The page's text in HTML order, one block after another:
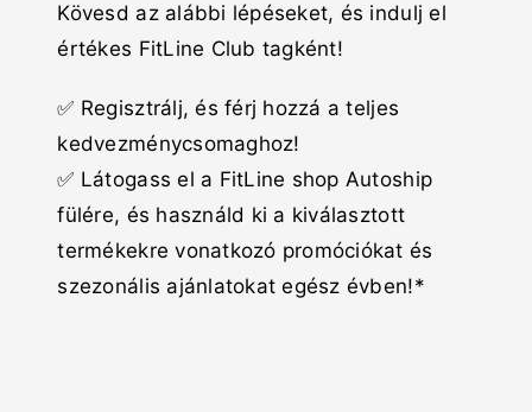
Kövesd az alábbi lépéseket, és indulj el
értékes FitLine Club tagként!
✅ Regisztrálj, és férj hozzá a teljes
kedvezménycsomaghoz!
✅ Látogass el a FitLine shop Autoship
fülére, és használd ki a kiválasztott
termékekre vonatkozó promóciókat és
szezonális ajánlatokat egész évben!*